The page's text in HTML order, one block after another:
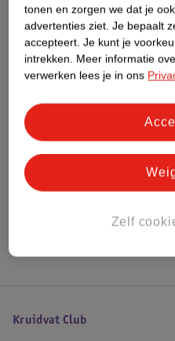
Impact
Meer
Alle Buggy's
Hoe controleren wij de reviews?
Kruidvat Club
tonen en zorgen we dat je
advertenties ziet. Je bepaalt
accepteert. Je kunt je
intrekken. Meer informatie
verwerken lees je in ons
Zelf